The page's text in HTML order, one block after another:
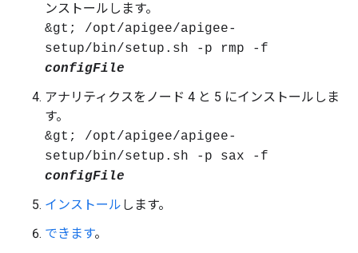
ンストールします。
&gt; /opt/apigee/apigee-
setup/bin/setup.sh -p rmp -f
configFile
アナリティクスをノード 4 と 5 にインストールしま
す。
&gt; /opt/apigee/apigee-
setup/bin/setup.sh -p sax -f
configFile
インストール します。
できます。